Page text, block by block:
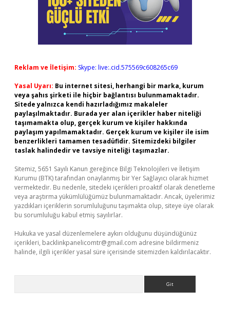
Reklam ve İletişim: Skype: live:.cid.575569c608265c69
Yasal Uyarı: Bu internet sitesi, herhangi bir marka, kurum
veya şahıs şirketi ile hiçbir bağlantısı bulunmamaktadır.
Sitede yalnızca kendi hazırladığımız makaleler
paylaşılmaktadır. Burada yer alan içerikler haber niteliği
taşımamakta olup, gerçek kurum ve kişiler hakkında
paylaşım yapılmamaktadır. Gerçek kurum ve kişiler ile isim
benzerlikleri tamamen tesadüfidir. Sitemizdeki bilgiler
taslak halindedir ve tavsiye niteliği taşımazlar.
Sitemiz, 5651 Sayılı Kanun gereğince Bilgi Teknolojileri ve İletişim
Kurumu (BTK) tarafından onaylanmış bir Yer Sağlayıcı olarak hizmet
vermektedir. Bu nedenle, sitedeki içerikleri proaktif olarak denetleme
veya araştırma yükümlülüğümüz bulunmamaktadır. Ancak, üyelerimiz
yazdıkları içeriklerin sorumluluğunu taşımakta olup, siteye üye olarak
bu sorumluluğu kabul etmiş sayılırlar.
Hukuka ve yasal düzenlemelere aykırı olduğunu düşündüğünüz
içerikleri, backlinkpanelicomtr@gmail.com adresine bildirmeniz
halinde, ilgili içerikler yasal süre içerisinde sitemizden kaldırılacaktır.